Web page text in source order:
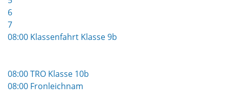
6
7
08:00 Klassenfahrt Klasse 9b
08:00 TRO Klasse 10b
08:00 Fronleichnam